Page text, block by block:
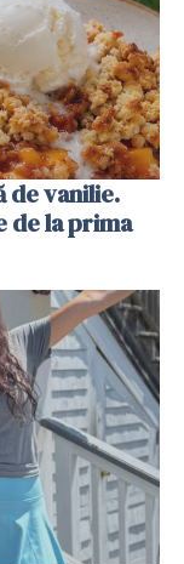
de vanilie.
de la prima